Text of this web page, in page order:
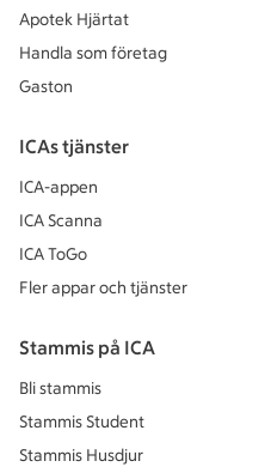
Apotek Hjärtat
Handla som företag
Gaston
ICAs tjänster
ICA-appen
ICA Scanna
ICA ToGo
Fler appar och tjänster
Stammis på ICA
Bli stammis
Stammis Student
Stammis Husdjur